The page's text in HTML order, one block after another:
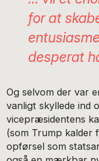
for at
desperat
Og selvom der var
vanligt skyllede ind
vicepræsidentens
(som Trump kalder
opførsel som